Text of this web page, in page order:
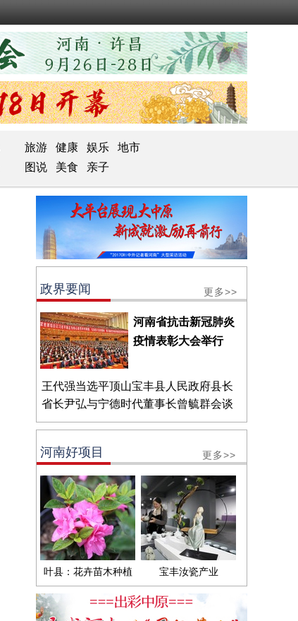
旅游 健康 娱乐
地市
图说 美食 亲子
政界要闻 更多>>
河南省抗击新冠肺炎
疫情表彰大会举行
王代强当选平顶山宝丰县人民政府县长
省长尹弘与宁德时代董事长曾毓群会谈
河南好项目 更多>>
叶县：花卉苗木种植 宝丰汝瓷产业